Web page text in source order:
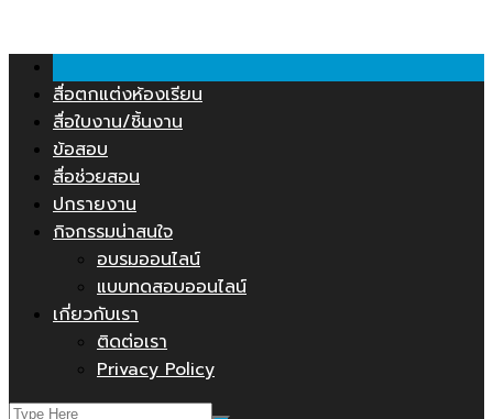
content
สื่อตกแต่งห้องเรียน
สื่อใบงาน/ชิ้นงาน
ข้อสอบ
สื่อช่วยสอน
ปกรายงาน
กิจกรรมน่าสนใจ
อบรมออนไลน์
แบบทดสอบออนไลน์
เกี่ยวกับเรา
ติดต่อเรา
Privacy Policy